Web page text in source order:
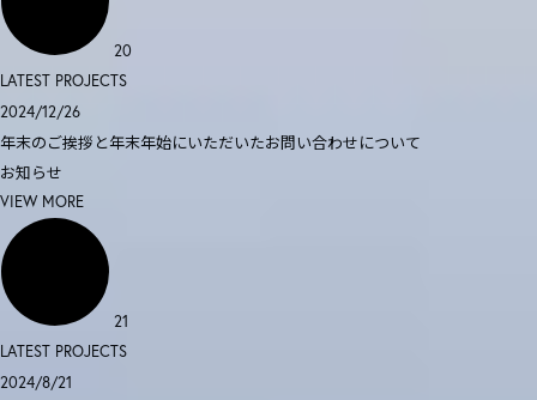
20
LATEST PROJECTS
2024/12/26
年末のご挨拶と年末年始にいただいたお問い合わせについて
お知らせ
VIEW MORE
21
LATEST PROJECTS
2024/8/21